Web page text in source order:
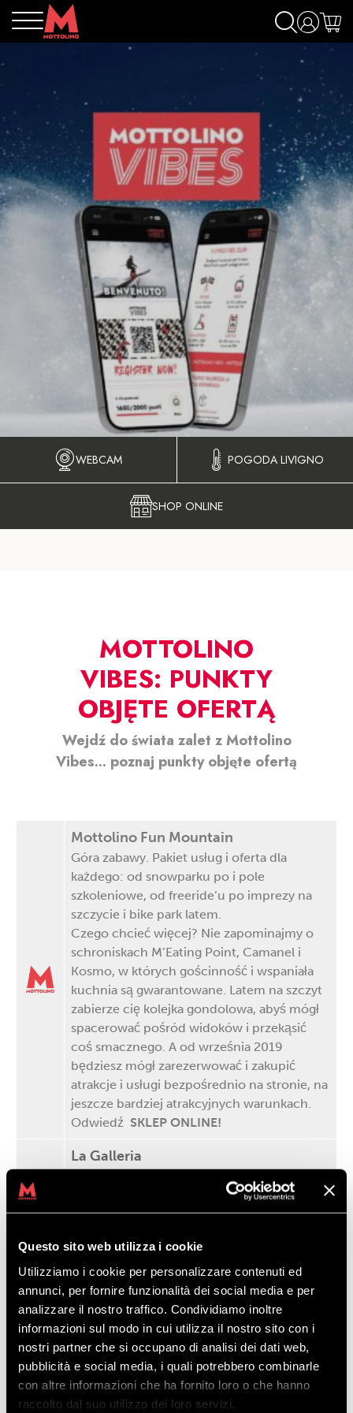
Questo sito web utilizza i cookie
Utilizziamo i cookie per personalizzare contenuti ed
annunci, per fornire funzionalità dei social media e per
analizzare il nostro traffico. Condividiamo inoltre
informazioni sul modo in cui utilizza il nostro sito con i
nostri partner che si occupano di analisi dei dati web,
pubblicità e social media, i quali potrebbero combinarle
con altre informazioni che ha fornito loro o che hanno
raccolto dal suo utilizzo dei loro servizi.
WEBCAM POGODA LIVIGNO
SHOP ONLINE
MOTTOLINO
VIBES: PUNKTY
OBJĘTE OFERTĄ
Wejdź do świata zalet z Mottolino
Vibes... poznaj punkty objęte ofertą
Mottolino Fun Mountain
Góra zabawy. Pakiet usług i oferta dla
każdego: od snowparku po i pole
szkoleniowe, od freeride’u po imprezy na
szczycie i bike park latem.
Czego chcieć więcej? Nie zapominajmy o
schroniskach M’Eating Point, Camanel i
Kosmo, w których gościnność i wspaniała
kuchnia są gwarantowane. Latem na szczyt
zabierze cię kolejka gondolowa, abyś mógł
spacerować pośród widoków i przekąsić
coś smacznego. A od września 2019
będziesz mógł zarezerwować i zakupić
atrakcje i usługi bezpośrednio na stronie, na
jeszcze bardziej atrakcyjnych warunkach.
Odwiedź SKLEP ONLINE!
La Galleria
jest gwarantowany. Bogaty asortyment
produktów, od mody po elektronikę. Świat
tylko sklepie. Szeroka gama produktów
najbardziej ekskluzywnych marek: Pandora,
Coccinelle, Alviero Martini, Furla, Peak
Performance, Apple, Samsung, GoPro i
wiele innych.
Plazique
Fashion & Cosmetics. Jeden z
historycznych sklepów w Livigno, w pełni